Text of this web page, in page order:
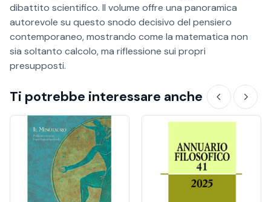
dibattito scientifico. Il volume offre una panoramica
autorevole su questo snodo decisivo del pensiero
contemporaneo, mostrando come la matematica non
sia soltanto calcolo, ma riflessione sui propri
presupposti.
Ti potrebbe interessare anche